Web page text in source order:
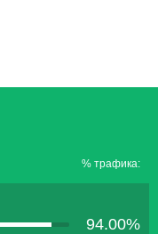
% трафика:
94.00%